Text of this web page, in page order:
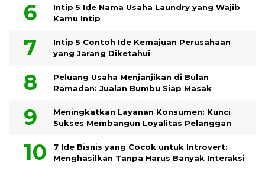
Intip 5 Ide Nama Usaha Laundry yang Wajib
Kamu Intip
Intip 5 Contoh Ide Kemajuan Perusahaan
yang Jarang Diketahui
Peluang Usaha Menjanjikan di Bulan
Ramadan: Jualan Bumbu Siap Masak
Meningkatkan Layanan Konsumen: Kunci
Sukses Membangun Loyalitas Pelanggan
7 Ide Bisnis yang Cocok untuk Introvert:
Menghasilkan Tanpa Harus Banyak Interaksi